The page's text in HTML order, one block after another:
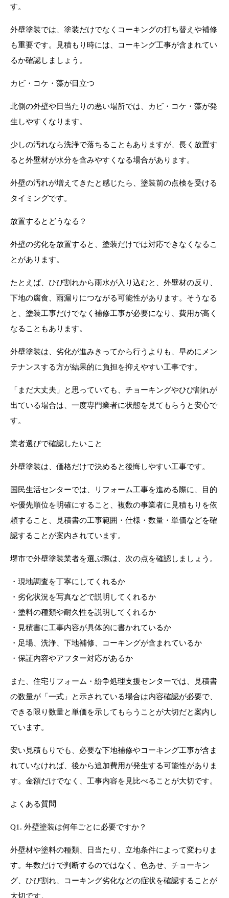
す。
外壁塗装では、塗装だけでなくコーキングの打ち替えや補修
も重要です。見積もり時には、コーキング工事が含まれてい
るか確認しましょう。
カビ・コケ・藻が目立つ
北側の外壁や日当たりの悪い場所では、カビ・コケ・藻が発
生しやすくなります。
少しの汚れなら洗浄で落ちることもありますが、長く放置す
ると外壁材が水分を含みやすくなる場合があります。
外壁の汚れが増えてきたと感じたら、塗装前の点検を受ける
タイミングです。
放置するとどうなる？
外壁の劣化を放置すると、塗装だけでは対応できなくなるこ
とがあります。
たとえば、ひび割れから雨水が入り込むと、外壁材の反り、
下地の腐食、雨漏りにつながる可能性があります。そうなる
と、塗装工事だけでなく補修工事が必要になり、費用が高く
なることもあります。
外壁塗装は、劣化が進みきってから行うよりも、早めにメン
テナンスする方が結果的に負担を抑えやすい工事です。
「まだ大丈夫」と思っていても、チョーキングやひび割れが
出ている場合は、一度専門業者に状態を見てもらうと安心で
す。
業者選びで確認したいこと
外壁塗装は、価格だけで決めると後悔しやすい工事です。
国民生活センターでは、リフォーム工事を進める際に、目的
や優先順位を明確にすること、複数の事業者に見積もりを依
頼すること、見積書の工事範囲・仕様・数量・単価などを確
認することが案内されています。
堺市で外壁塗装業者を選ぶ際は、次の点を確認しましょう。
・現地調査を丁寧にしてくれるか
・劣化状況を写真などで説明してくれるか
・塗料の種類や耐久性を説明してくれるか
・見積書に工事内容が具体的に書かれているか
・足場、洗浄、下地補修、コーキングが含まれているか
・保証内容やアフター対応があるか
また、住宅リフォーム・紛争処理支援センターでは、見積書
の数量が「一式」と示されている場合は内容確認が必要で、
できる限り数量と単価を示してもらうことが大切だと案内し
ています。
安い見積もりでも、必要な下地補修やコーキング工事が含ま
れていなければ、後から追加費用が発生する可能性がありま
す。金額だけでなく、工事内容を見比べることが大切です。
よくある質問
Q1. 外壁塗装は何年ごとに必要ですか？
外壁材や塗料の種類、日当たり、立地条件によって変わりま
す。年数だけで判断するのではなく、色あせ、チョーキン
グ、ひび割れ、コーキング劣化などの症状を確認することが
大切です。